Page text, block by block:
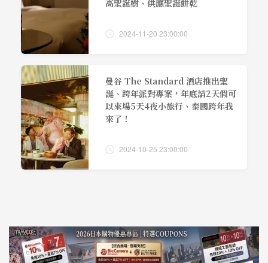
高聖誕樹、供應聖誕餅乾
2024-11-20 23:00:00
曼谷 The Standard 酒店推出聖
誕、跨年派對專案，年底請2天假可
以來場5天4夜小旅行、泰國跨年我
來了！
2024-10-25 23:00:00